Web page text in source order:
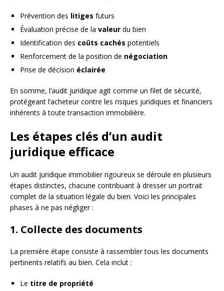
Prévention des litiges futurs
Évaluation précise de la valeur du bien
Identification des coûts cachés potentiels
Renforcement de la position de négociation
Prise de décision éclairée
En somme, l’audit juridique agit comme un filet de sécurité,
protégeant l’acheteur contre les risques juridiques et financiers
inhérents à toute transaction immobilière.
Les étapes clés d’un audit
juridique efficace
Un audit juridique immobilier rigoureux se déroule en plusieurs
étapes distinctes, chacune contribuant à dresser un portrait
complet de la situation légale du bien. Voici les principales
phases à ne pas négliger :
1. Collecte des documents
La première étape consiste à rassembler tous les documents
pertinents relatifs au bien. Cela inclut :
Le titre de propriété